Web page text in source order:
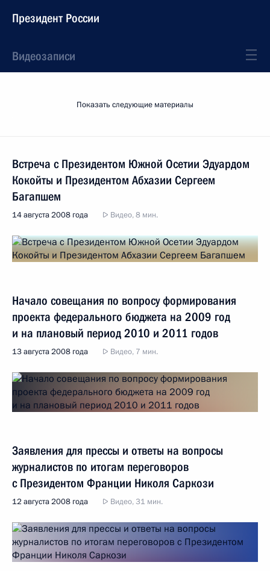
Президент России
Видеозаписи
Показать следующие материалы
Встреча с Президентом Южной Осетии Эдуардом
Кокойты и Президентом Абхазии Сергеем
Багапшем
14 августа 2008 года Видео, 8 мин.
Начало совещания по вопросу формирования
проекта федерального бюджета на 2009 год
и на плановый период 2010 и 2011 годов
13 августа 2008 года Видео, 7 мин.
Заявления для прессы и ответы на вопросы
журналистов по итогам переговоров
с Президентом Франции Николя Саркози
12 августа 2008 года Видео, 31 мин.